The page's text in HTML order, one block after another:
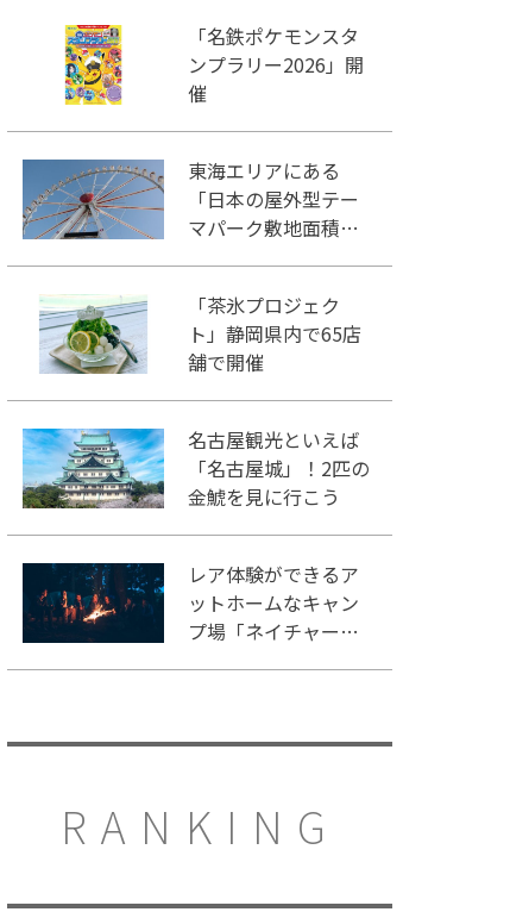
「名鉄ポケモンスタ
ンプラリー2026」開
催
東海エリアにある
「日本の屋外型テー
マパーク敷地面積ラ
「茶氷プロジェク
ト」静岡県内で65店
舗で開催
名古屋観光といえば
「名古屋城」！2匹の
金鯱を見に行こう
レア体験ができるア
ットホームなキャン
プ場「ネイチャーラ
RANKING